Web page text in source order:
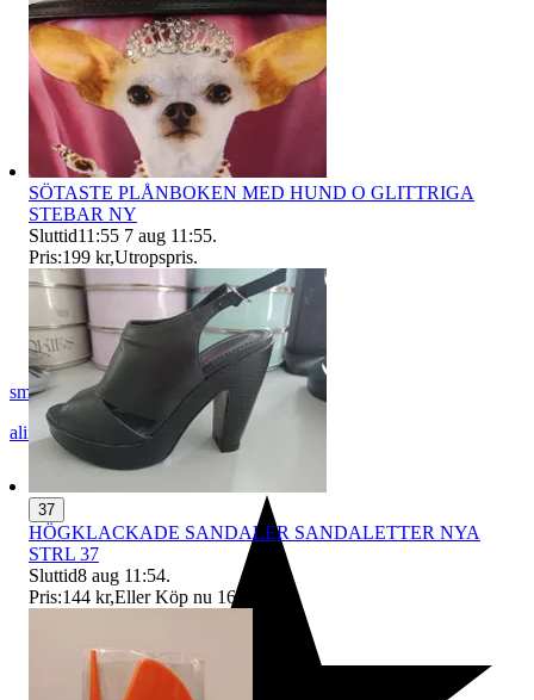
smilla222
alingsås,Sverige
SÖTASTE PLÅNBOKEN MED HUND O GLITTRIGA
STEBAR NY
Sluttid11:55 7 aug 11:55.
Pris:199 kr,Utropspris.
37
HÖGKLACKADE SANDALER SANDALETTER NYA
STRL 37
Sluttid8 aug 11:54.
Pris:144 kr,Eller Köp nu 161 kr